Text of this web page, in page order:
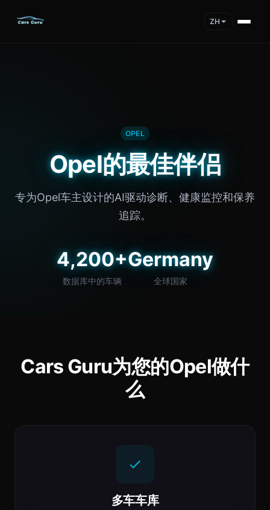
ZH
OPEL
Opel的最佳伴侣
专为Opel车主设计的AI驱动诊断、健康监控和保养
追踪。
4,200+
数据库中的车辆
Germany
全球国家
Cars Guru为您的Opel做什
么
多车车库